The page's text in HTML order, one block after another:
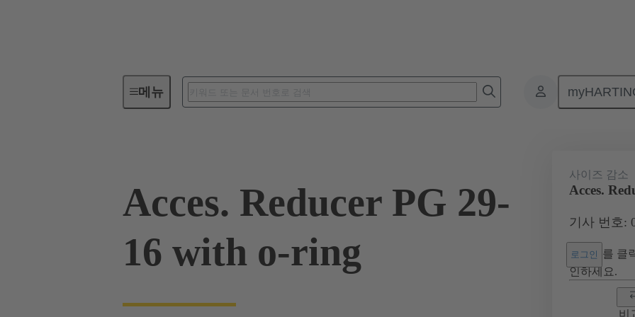
메뉴 케이블 글랜드 09 00 000 5067
Acces. Reducer PG 29-
16 with o-ring
사이즈 감소
Acces.
기사 번호:
로그인 를 클
인하세요.
비